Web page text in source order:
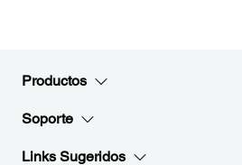
Productos
Soporte
Links Sugeridos